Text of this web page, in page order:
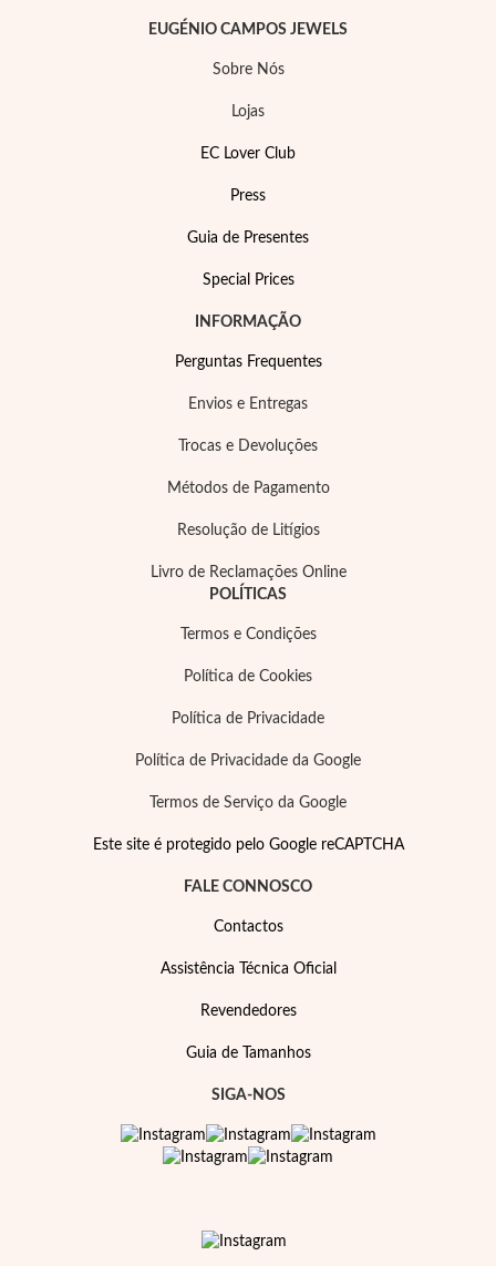
Special Prices
EUGÉNIO CAMPOS JEWELS
Sobre Nós
Lojas
EC Lover Club
Press
Guia de Presentes
Special Prices
INFORMAÇÃO
Perguntas Frequentes
Envios e Entregas
Trocas e Devoluções
Métodos de Pagamento
Resolução de Litígios
Livro de Reclamações Online
POLÍTICAS
Termos e Condições
Política de Cookies
Política de Privacidade
Política de Privacidade da Google
Termos de Serviço da Google
Este site é protegido pelo Google reCAPTCHA
FALE CONNOSCO
Contactos
Assistência Técnica Oficial
Revendedores
Guia de Tamanhos
SIGA-NOS